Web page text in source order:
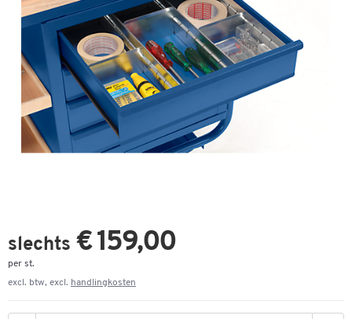
slechts € 159,00
per st.
excl. btw, excl. handlingkosten